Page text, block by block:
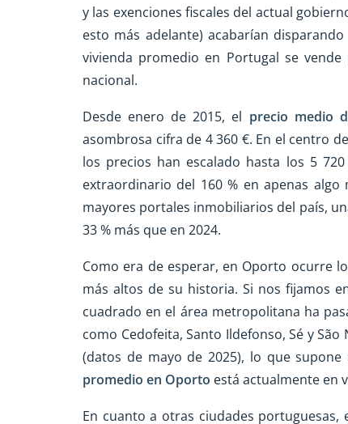
y las exenciones fiscales del actual
esto más adelante) acabarían
vivienda promedio en Portugal se
nacional.
Desde enero de 2015, el precio medio
asombrosa cifra de 4 360 €. En el centro
los precios han escalado hasta los 5
extraordinario del 160 % en apenas
mayores portales inmobiliarios del país,
33 % más que en 2024.
Como era de esperar, en Oporto ocurre
más altos de su historia. Si nos fijamos
cuadrado en el área metropolitana ha
como Cedofeita, Santo Ildefonso, Sé y
(datos de mayo de 2025), lo que
promedio en Oporto está actualmente en
En cuanto a otras ciudades